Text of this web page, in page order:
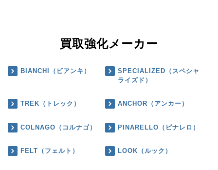
買取強化メーカー
BIANCHI（ビアンキ）
SPECIALIZED（スペシャ
ライズド）
TREK（トレック） ANCHOR（アンカー）
COLNAGO（コルナゴ） PINARELLO（ピナレロ）
FELT（フェルト） LOOK（ルック）